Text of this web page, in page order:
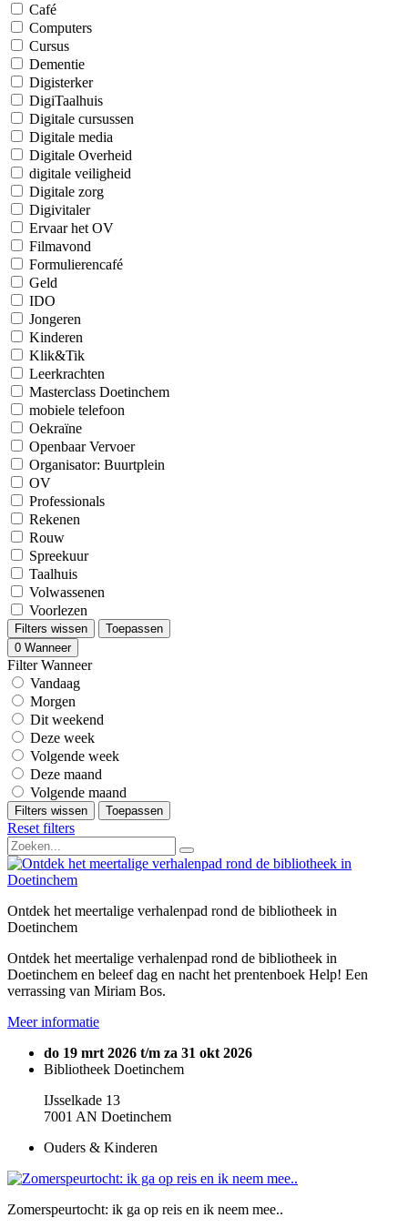
Café
Computers
Cursus
Dementie
Digisterker
DigiTaalhuis
Digitale cursussen
Digitale media
Digitale Overheid
digitale veiligheid
Digitale zorg
Digivitaler
Ervaar het OV
Filmavond
Formulierencafé
Geld
IDO
Jongeren
Kinderen
Klik&Tik
Leerkrachten
Masterclass Doetinchem
mobiele telefoon
Oekraïne
Openbaar Vervoer
Organisator: Buurtplein
OV
Professionals
Rekenen
Rouw
Spreekuur
Taalhuis
Volwassenen
Voorlezen
Filters wissen
Toepassen
0 Wanneer
Filter Wanneer
Vandaag
Morgen
Dit weekend
Deze week
Volgende week
Deze maand
Volgende maand
Filters wissen Toepassen
Reset filters
Ontdek het meertalige verhalenpad rond de bibliotheek in
Doetinchem
Ontdek het meertalige verhalenpad rond de bibliotheek in
Doetinchem en beleef dag en nacht het prentenboek Help! Een
verrassing van Miriam Bos.
Meer informatie
do 19 mrt 2026 t/m za 31 okt 2026
Bibliotheek Doetinchem
IJsselkade 13
7001 AN Doetinchem
Ouders & Kinderen
Zomerspeurtocht: ik ga op reis en ik neem mee..